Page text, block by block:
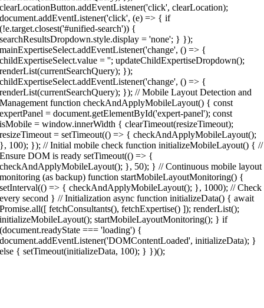
clearLocationButton.addEventListener('click', clearLocation);
document.addEventListener('click', (e) => { if
(!e.target.closest('#unified-search')) {
searchResultsDropdown.style.display = 'none'; } });
mainExpertiseSelect.addEventListener('change', () => {
childExpertiseSelect.value = ''; updateChildExpertiseDropdown();
renderList(currentSearchQuery); });
childExpertiseSelect.addEventListener('change', () => {
renderList(currentSearchQuery); }); // Mobile Layout Detection and
Management function checkAndApplyMobileLayout() { const
expertPanel = document.getElementById('expert-panel'); const
isMobile = window.innerWidth { clearTimeout(resizeTimeout);
resizeTimeout = setTimeout(() => { checkAndApplyMobileLayout();
}, 100); }); // Initial mobile check function initializeMobileLayout() { //
Ensure DOM is ready setTimeout(() => {
checkAndApplyMobileLayout(); }, 50); } // Continuous mobile layout
monitoring (as backup) function startMobileLayoutMonitoring() {
setInterval(() => { checkAndApplyMobileLayout(); }, 1000); // Check
every second } // Initialization async function initializeData() { await
Promise.all([ fetchConsultants(), fetchExpertise() ]); renderList();
initializeMobileLayout(); startMobileLayoutMonitoring(); } if
(document.readyState === 'loading') {
document.addEventListener('DOMContentLoaded', initializeData); }
else { setTimeout(initializeData, 100); } })();